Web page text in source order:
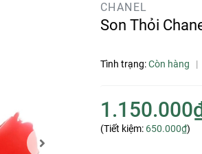
CHANEL
Son Thỏi
Tình trạng:Còn hàng |
(Tiết kiệm: 650.000₫)